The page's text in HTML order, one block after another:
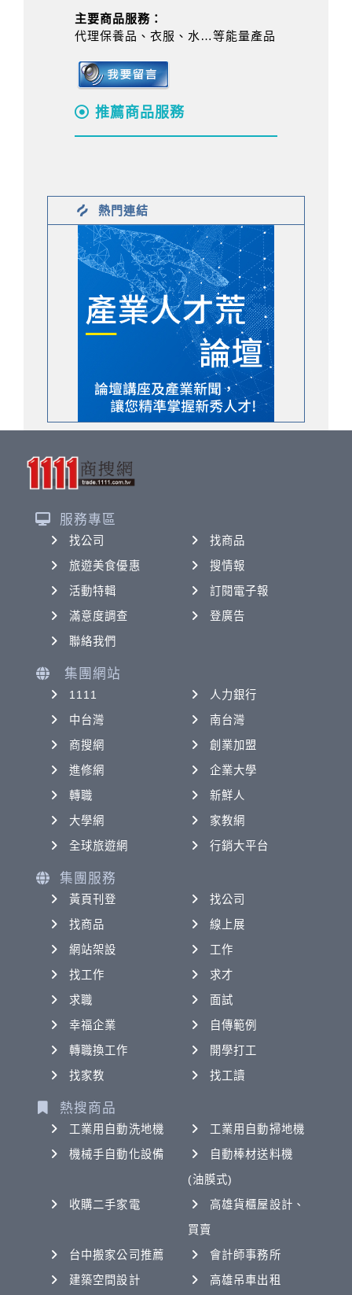
主要商品服務：
代理保養品、衣服、水…等能量產品
推薦商品服務
熱門連結
服務專區
找公司
找商品
旅遊美食優惠
搜情報
活動特輯
訂閱電子報
滿意度調查
登廣告
聯絡我們
集團網站
1111
人力銀行
中台灣
南台灣
商搜網
創業加盟
進修網
企業大學
轉職
新鮮人
大學網
家教網
全球旅遊網
行銷大平台
集團服務
黃頁刊登
找公司
找商品
線上展
網站架設
工作
找工作
求才
求職
面試
幸福企業
自傳範例
轉職換工作
開學打工
找家教
找工讀
熱搜商品
工業用自動洗地機
工業用自動掃地機
機械手自動化設備
自動棒材送料機
(油膜式)
收購二手家電
高雄貨櫃屋設計、
買賣
台中搬家公司推薦
會計師事務所
建築空間設計
高雄吊車出租